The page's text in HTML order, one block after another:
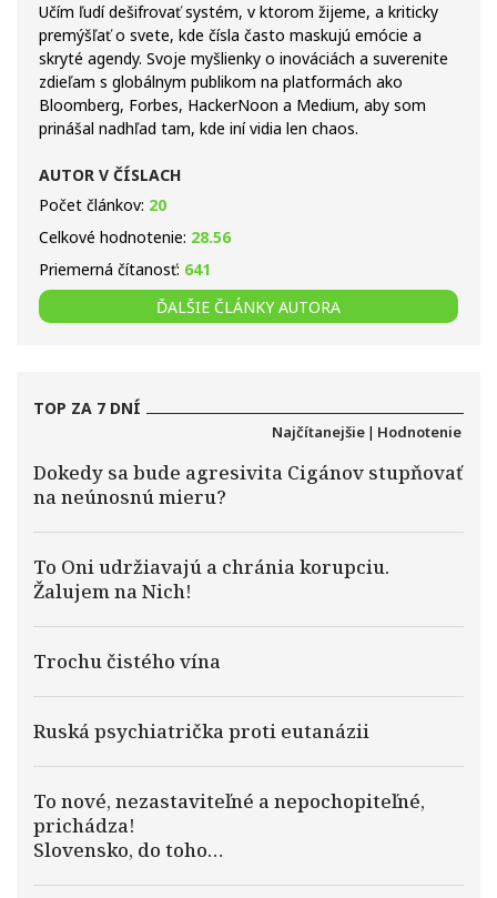
Učím ľudí dešifrovať systém, v ktorom žijeme, a kriticky
premýšľať o svete, kde čísla často maskujú emócie a
skryté agendy. Svoje myšlienky o inováciách a suverenite
zdieľam s globálnym publikom na platformách ako
Bloomberg, Forbes, HackerNoon a Medium, aby som
prinášal nadhľad tam, kde iní vidia len chaos.
AUTOR V ČÍSLACH
Počet článkov: 20
Celkové hodnotenie: 28.56
Priemerná čítanosť: 641
ĎALŠIE ČLÁNKY AUTORA
TOP ZA 7 DNÍ
Najčítanejšie | Hodnotenie
Dokedy sa bude agresivita Cigánov stupňovať
na neúnosnú mieru?
To Oni udržiavajú a chránia korupciu.
Žalujem na Nich!
Trochu čistého vína
Ruská psychiatrička proti eutanázii
To nové, nezastaviteľné a nepochopiteľné,
prichádza!
Slovensko, do toho…